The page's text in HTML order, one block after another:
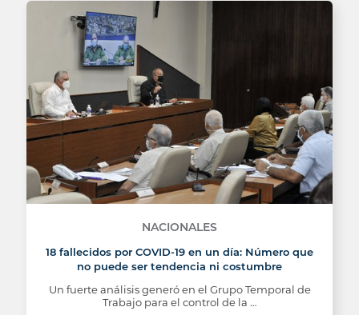
NACIONALES
18 fallecidos por COVID-19 en un día: Número que
no puede ser tendencia ni costumbre
Un fuerte análisis generó en el Grupo Temporal de
Trabajo para el control de la …